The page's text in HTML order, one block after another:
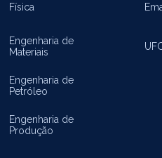
Física
Engenharia de
Materiais
Engenharia de
Petróleo
Engenharia de
Produção